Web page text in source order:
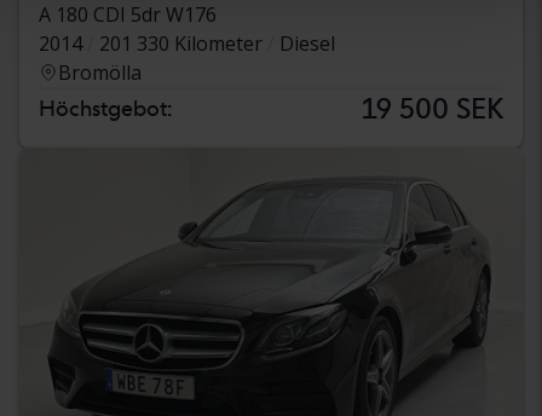
A 180 CDI 5dr W176
2014
201 330 Kilometer
Diesel
Bromölla
Höchstgebot: 19 500 SEK